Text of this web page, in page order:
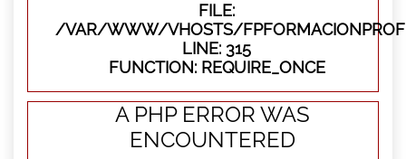
FILE:
/VAR/WWW/VHOSTS/
LINE: 315
FUNCTION: REQUIRE_ONCE
A PHP ERROR WAS
ENCOUNTERED